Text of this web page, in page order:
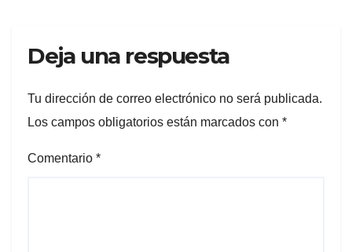
Deja una respuesta
Tu dirección de correo electrónico no será publicada.
Los campos obligatorios están marcados con *
Comentario *